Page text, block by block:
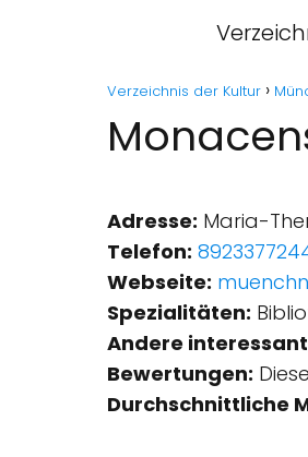
Verzeichnis der Kultur
Adresse: Maria-
Telefon:
Webseite:
Spezialitäten:
Andere
Bewertungen:
Durchschnittliche